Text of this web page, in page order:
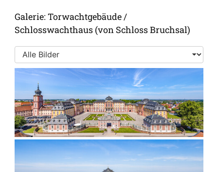
Galerie: Torwachtgebäude /
Schlosswachthaus (von Schloss Bruchsal)